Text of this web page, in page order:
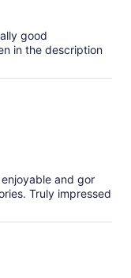
good
in the description
and gor
Truly impressed